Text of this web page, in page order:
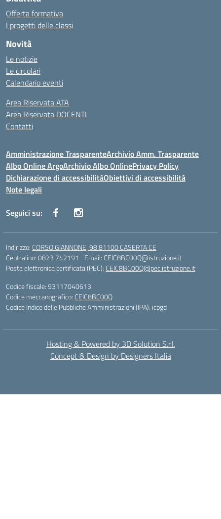
Offerta formativa
I progetti delle classi
Novità
Le notizie
Le circolari
Calendario eventi
Area Riservata ATA
Area Riservata DOCENTI
Contatti
Amministrazione TrasparenteArchivio Amm. Trasparente
Albo Online ArgoArchivio Albo OnlinePrivacy Policy
Dichiarazione di accessibilitàObiettivi di accessibilità
Note legali
Seguici su:
Indirizzo: CORSO GIANNONE, 98 81100 CASERTA CE
Centralino:0823 742191 Email: CEIC8BC00Q@istruzione.it
Posta elettronica certificata (PEC): CEIC8BC00Q@pec.istruzione.it
Codice fiscale: 93117040613
Codice meccanografico: CEIC8BC00Q
Codice Indice delle Pubbliche Amministrazioni (IPA): icpgd
Hosting & Powered by 3D Solution S.r.l.
Concept & Design by Designers Italia